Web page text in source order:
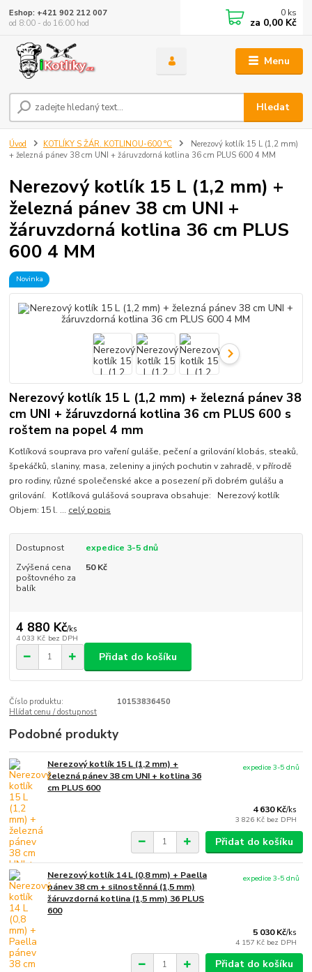
Menu
Hledat
Eshop: +421 902 212 007
od 8:00 - do 16:00 hod
0 ks
za 0,00 Kč
Úvod KOTLÍKY S ŽÁR. KOTLINOU-600 °C
Nerezový kotlík 15 L (1,2 mm)
+ železná pánev 38 cm UNI + žáruvzdorná kotlina 36 cm PLUS 600 4 MM
Nerezový kotlík 15 L (1,2 mm) +
železná pánev 38 cm UNI +
žáruvzdorná kotlina 36 cm PLUS
600 4 MM
Novinka
Nerezový kotlík 15 L (1,2 mm) + železná pánev 38
cm UNI + žáruvzdorná kotlina 36 cm PLUS 600 s
roštem na popel 4 mm
Kotlíková souprava pro vaření guláše, pečení a grilování klobás, steaků,
špekáčků, slaniny, masa, zeleniny a jiných pochutin v zahradě, v přírodě
pro rodiny, různé společenské akce a posezení při dobrém gulášu a
grilování. Kotlíková gulášová souprava obsahuje: Nerezový kotlík
Objem: 15 l. ... celý popis
Dostupnost
expedice 3-5 dnů
Zvýšená cena
poštovného za
balík
50 Kč
4 880 Kč/ks
4 033 Kč bez DPH
Přidat do košíku
Číslo produktu:
10153836450
Hlídat cenu / dostupnost
Podobné produkty
Nerezový kotlík 15 L (1,2 mm) +
železná pánev 38 cm UNI + kotlina 36
cm PLUS 600
4 630 Kč/ks
3 826 Kč bez DPH
expedice 3-5 dnů
Přidat do košíku
Nerezový kotlík 14 L (0,8 mm) + Paella
pánev 38 cm + silnostěnná (1,5 mm)
žáruvzdorná kotlina (1,5 mm) 36 PLUS
600
5 030 Kč/ks
4 157 Kč bez DPH
expedice 3-5 dnů
Přidat do košíku